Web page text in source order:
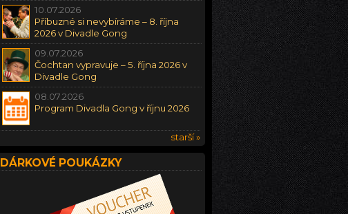
10.07.2026
Příbuzné si nevybíráme – 8. října
2026 v Divadle Gong
09.07.2026
Čochtan vypravuje – 5. října 2026 v
Divadle Gong
08.07.2026
Program Divadla Gong v říjnu 2026
starší »
DÁRKOVÉ POUKÁZKY